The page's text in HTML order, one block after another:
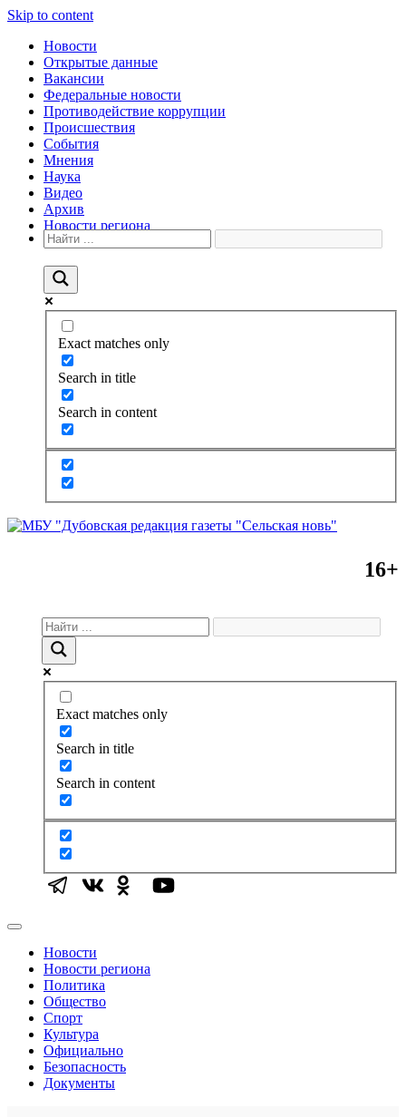
Skip to content
Новости
Открытые данные
Вакансии
Федеральные новости
Противодействие коррупции
Происшествия
События
Мнения
Наука
Видео
Архив
Новости региона
Exact matches only
Search in title
Search in content
16+
Exact matches only
Search in title
Search in content
Новости
Новости региона
Политика
Общество
Спорт
Культура
Официально
Безопасность
Документы